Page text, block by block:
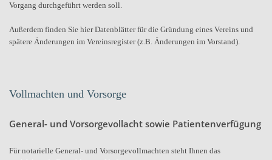
Vorgang durchgeführt werden soll.
Außerdem finden Sie hier Datenblätter für die Gründung eines Vereins und
spätere Änderungen im Vereinsregister (z.B. Änderungen im Vorstand).
Vollmachten und Vorsorge
General- und Vorsorgevollacht sowie Patientenverfügung
Für notarielle General- und Vorsorgevollmachten steht Ihnen das